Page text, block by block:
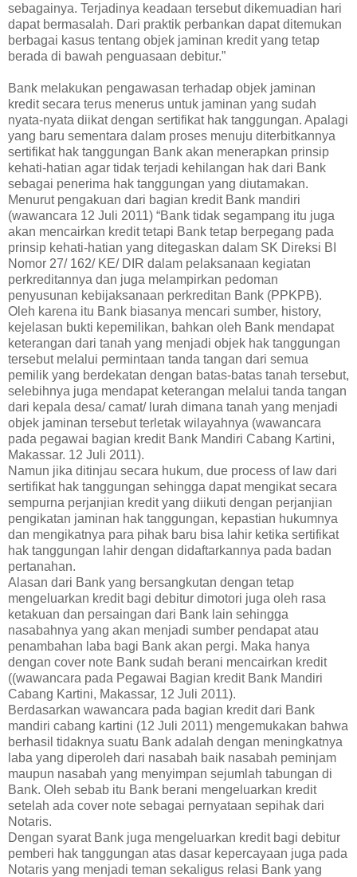
sebagainya. Terjadinya keadaan tersebut dikemuadian hari
dapat bermasalah. Dari praktik perbankan dapat ditemukan
berbagai kasus tentang objek jaminan kredit yang tetap
berada di bawah penguasaan debitur.”
Bank melakukan pengawasan terhadap objek jaminan
kredit secara terus menerus untuk jaminan yang sudah
nyata-nyata diikat dengan sertifikat hak tanggungan. Apalagi
yang baru sementara dalam proses menuju diterbitkannya
sertifikat hak tanggungan Bank akan menerapkan prinsip
kehati-hatian agar tidak terjadi kehilangan hak dari Bank
sebagai penerima hak tanggungan yang diutamakan.
Menurut pengakuan dari bagian kredit Bank mandiri
(wawancara 12 Juli 2011) “Bank tidak segampang itu juga
akan mencairkan kredit tetapi Bank tetap berpegang pada
prinsip kehati-hatian yang ditegaskan dalam SK Direksi BI
Nomor 27/ 162/ KE/ DIR dalam pelaksanaan kegiatan
perkreditannya dan juga melampirkan pedoman
penyusunan kebijaksanaan perkreditan Bank (PPKPB).
Oleh karena itu Bank biasanya mencari sumber, history,
kejelasan bukti kepemilikan, bahkan oleh Bank mendapat
keterangan dari tanah yang menjadi objek hak tanggungan
tersebut melalui permintaan tanda tangan dari semua
pemilik yang berdekatan dengan batas-batas tanah tersebut,
selebihnya juga mendapat keterangan melalui tanda tangan
dari kepala desa/ camat/ lurah dimana tanah yang menjadi
objek jaminan tersebut terletak wilayahnya (wawancara
pada pegawai bagian kredit Bank Mandiri Cabang Kartini,
Makassar. 12 Juli 2011).
Namun jika ditinjau secara hukum, due process of law dari
sertifikat hak tanggungan sehingga dapat mengikat secara
sempurna perjanjian kredit yang diikuti dengan perjanjian
pengikatan jaminan hak tanggungan, kepastian hukumnya
dan mengikatnya para pihak baru bisa lahir ketika sertifikat
hak tanggungan lahir dengan didaftarkannya pada badan
pertanahan.
Alasan dari Bank yang bersangkutan dengan tetap
mengeluarkan kredit bagi debitur dimotori juga oleh rasa
ketakuan dan persaingan dari Bank lain sehingga
nasabahnya yang akan menjadi sumber pendapat atau
penambahan laba bagi Bank akan pergi. Maka hanya
dengan cover note Bank sudah berani mencairkan kredit
((wawancara pada Pegawai Bagian kredit Bank Mandiri
Cabang Kartini, Makassar, 12 Juli 2011).
Berdasarkan wawancara pada bagian kredit dari Bank
mandiri cabang kartini (12 Juli 2011) mengemukakan bahwa
berhasil tidaknya suatu Bank adalah dengan meningkatnya
laba yang diperoleh dari nasabah baik nasabah peminjam
maupun nasabah yang menyimpan sejumlah tabungan di
Bank. Oleh sebab itu Bank berani mengeluarkan kredit
setelah ada cover note sebagai pernyataan sepihak dari
Notaris.
Dengan syarat Bank juga mengeluarkan kredit bagi debitur
pemberi hak tanggungan atas dasar kepercayaan juga pada
Notaris yang menjadi teman sekaligus relasi Bank yang